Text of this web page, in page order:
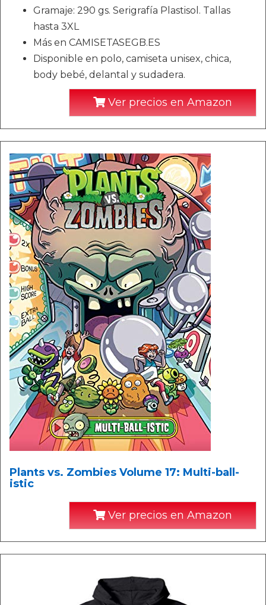
Gramaje: 290 gs. Serigrafía Plastisol. Tallas
hasta 3XL
Más en CAMISETASEGB.ES
Disponible en polo, camiseta unisex, chica,
body bebé, delantal y sudadera.
Ver precios en Amazon
Plants vs. Zombies Volume 17: Multi-ball-
istic
Ver precios en Amazon